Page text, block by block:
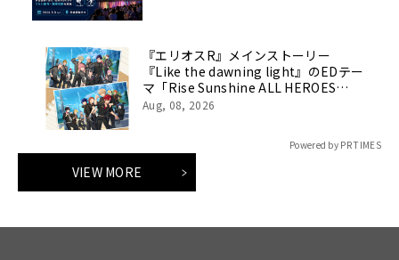
『エリオスR』メインストーリー
『Like the dawning light』のEDテー
マ「Rise Sunshine ALL HEROES
Ver.」がフルサイズ配信決定！
Aug, 08, 2026
Powered by PR TIMES
VIEW MORE